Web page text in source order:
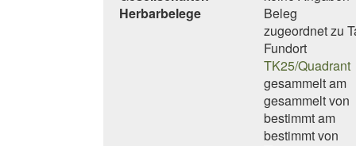
Herbarbelege
Beleg
zugeordnet zu
Fundort
TK25/Quadrant
gesammelt am
gesammelt von
bestimmt am
bestimmt von